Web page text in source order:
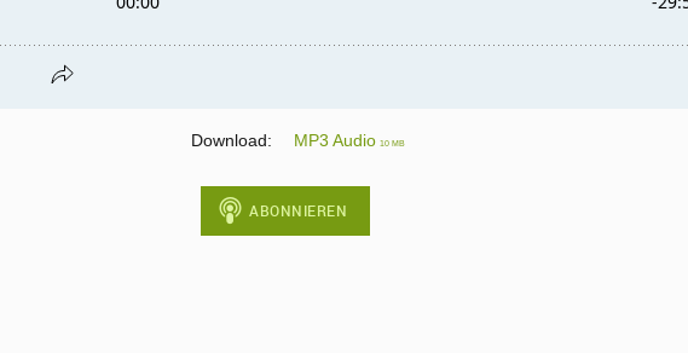
Download: MP3 Audio 10 MB